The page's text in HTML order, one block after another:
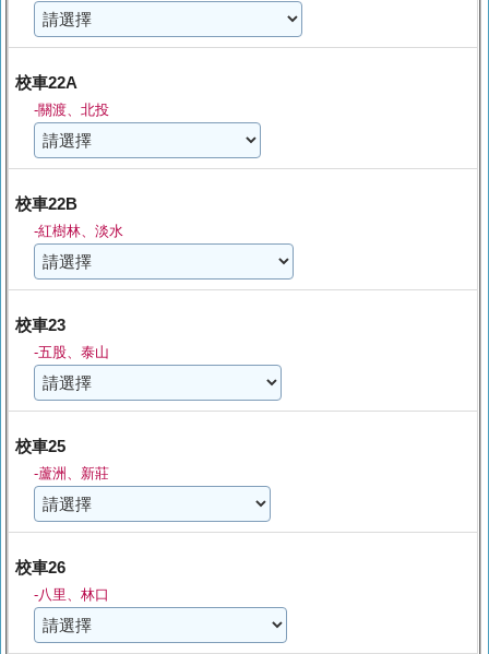
校車22A
-關渡、北投
校車22B
-紅樹林、淡水
校車23
-五股、泰山
校車25
-蘆洲、新莊
校車26
-八里、林口